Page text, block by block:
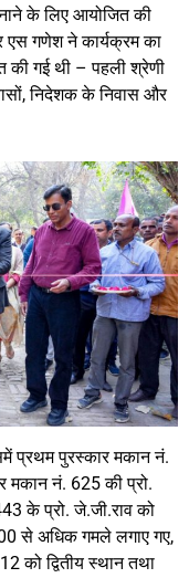
के लिए आयोजित की
गणेश ने कार्यक्रम का
की गई थी – पहली श्रेणी
निदेशक के निवास और
प्रथम पुरस्कार मकान नं.
मकान नं. 625 की प्रो.
के प्रो. जे.जी.राव को
से अधिक गमले लगाए गए,
को द्वितीय स्थान तथा